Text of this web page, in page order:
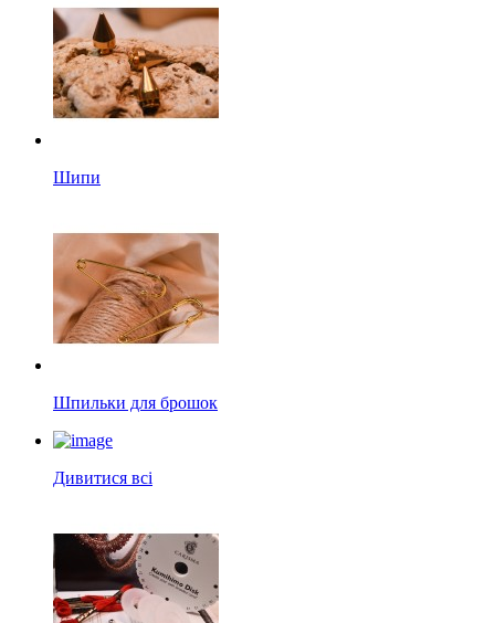
Шипи
Шпильки для брошок
Дивитися всі